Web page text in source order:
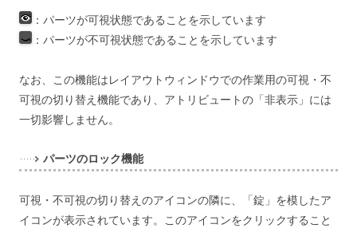
： パーツが可視状態であることを示しています
： パーツが不可視状態であることを示しています
なお、この機能はレイアウトウィンドウでの作業用の可視・不
可視の切り替え機能であり、アトリビュートの「非表示」には
一切影響しません。
パーツのロック機能
可視・不可視の切り替えのアイコンの隣に、「錠」を模したア
イコンが表示されています。このアイコンをクリックすること